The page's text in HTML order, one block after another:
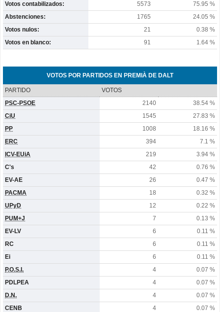
Votos contabilizados:
5573
75.95 %
Abstenciones:
1765
24.05 %
Votos nulos:
21
0.38 %
Votos en blanco:
91 1.64 %
VOTOS POR PARTIDOS EN PREMIÀ DE DALT
PARTIDO
VOTOS
PSC-PSOE
2140
38.54 %
CiU
1545
27.83 %
PP
1008
18.16 %
ERC
394
7.1 %
ICV-EUiA
219
3.94 %
C's
42
0.76 %
EV-AE
26
0.47 %
PACMA
18
0.32 %
UPyD
12
0.22 %
PUM+J
7
0.13 %
EV-LV
6
0.11 %
RC
6
0.11 %
Ei
6
0.11 %
P.O.S.I.
4
0.07 %
PDLPEA
4
0.07 %
D.N.
4
0.07 %
CENB
4
0.07 %